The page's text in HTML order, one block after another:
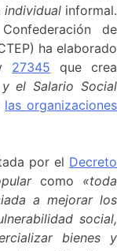
individual informal.
de
ha elaborado
27345 que crea
el Salario Social
las organizaciones
por el Decreto
como «toda
a mejorar los
social,
bienes y